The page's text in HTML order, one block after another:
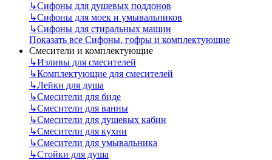
↳Сифоны для душевых поддонов
↳Сифоны для моек и умывальников
↳Сифоны для стиральных машин
Показать все Сифоны, гофры и комплектующие
Смесители и комплектующие
↳Изливы для смесителей
↳Комплектующие для смесителей
↳Лейки для душа
↳Смесители для биде
↳Смесители для ванны
↳Смесители для душевых кабин
↳Смесители для кухни
↳Смесители для умывальника
↳Стойки для душа